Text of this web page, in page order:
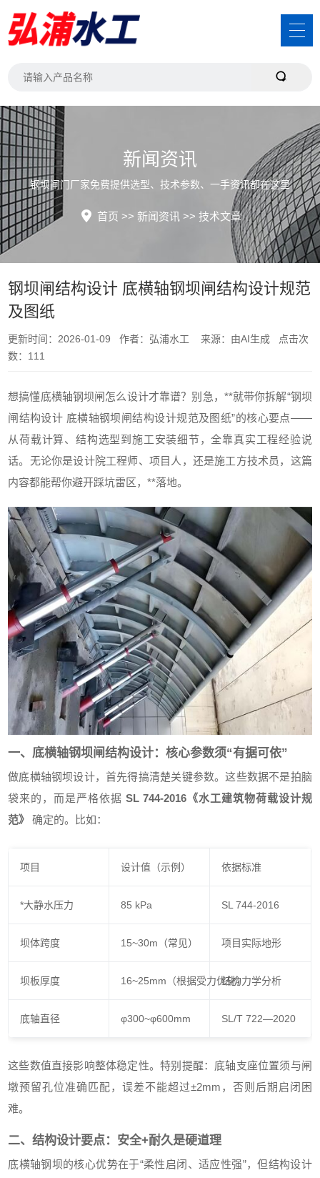
新闻资讯
钢坝闸门厂家免费提供选型、技术参数、一手资讯都在这里
首页 >> 新闻资讯 >> 技术文章
钢坝闸结构设计 底横轴钢坝闸结构设计规范
及图纸
更新时间：2026-01-09 作者：弘浦水工 来源：由AI生成 点击次
数：111
想搞懂底横轴钢坝闸怎么设计才靠谱？别急，**就带你拆解“钢坝
闸结构设计 底横轴钢坝闸结构设计规范及图纸”的核心要点——
从荷载计算、结构选型到施工安装细节，全靠真实工程经验说
话。无论你是设计院工程师、项目人，还是施工方技术员，这篇
内容都能帮你避开踩坑雷区，**落地。
一、底横轴钢坝闸结构设计：核心参数须“有据可依”
做底横轴钢坝设计，首先得搞清楚关键参数。这些数据不是拍脑
袋来的，而是严格依据SL 744-2016《水工建筑物荷载设计规
范》
确定的。比如：
项目 设计值（示例） 依据标准
*大静水压力 85 kPa SL 744-2016
坝体跨度 15~30m（常见） 项目实际地形
坝板厚度 16~25mm（根据受力优化）结构力学分析
底轴直径 φ300~φ600mm SL/T 722—2020
这些数值直接影响整体稳定性。特别提醒：底轴支座位置须与闸
墩预留孔位准确匹配，误差不能超过±2mm，否则后期启闭困
难。
二、结构设计要点：安全+耐久是硬道理
底横轴钢坝的核心优势在于“柔性启闭、适应性强”，但结构设计